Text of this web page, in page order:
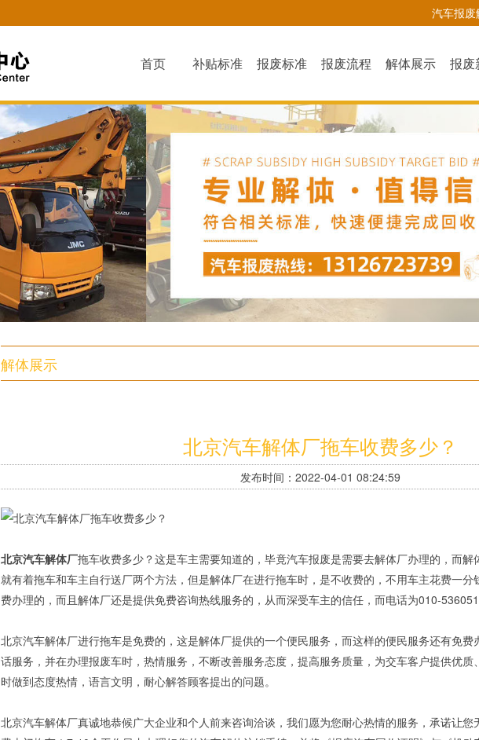
汽车报
首页 补贴标准 报废标准 报废流程 解体展示 报废
解体展示
北京汽车解体厂拖车收费多少？
发布时间：2022-04-01 08:24:59
北京汽车解体厂拖车收费多少？这是车主需要知道的，毕竟汽车报废是需要去解体厂办理的，而
就有着拖车和车主自行送厂两个方法，但是解体厂在进行拖车时，是不收费的，不用车主花费一
费办理的，而且解体厂还是提供免费咨询热线服务的，从而深受车主的信任，而电话为010-
北京汽车解体厂进行拖车是免费的，这是解体厂提供的一个便民服务，而这样的便民服务还有免
话服务，并在办理报废车时，热情服务，不断改善服务态度，提高服务质量，为交车客户提供优
时做到态度热情，语言文明，耐心解答顾客提出的问题。
北京汽车解体厂真诚地恭候广大企业和个人前来咨询洽谈，我们愿为您耐心热情的服务，承诺让